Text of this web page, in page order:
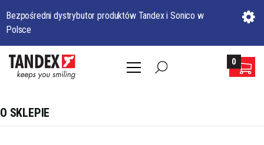
Bezpośredni dystrybutor produktów Tandex i Sonico w
Polsce
0
O SKLEPIE